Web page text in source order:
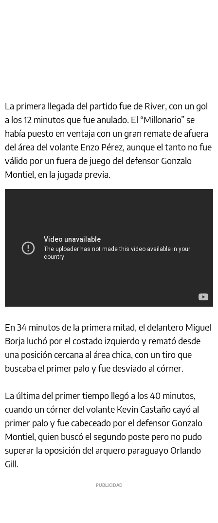
La primera llegada del partido fue de River, con un gol
a los 12 minutos que fue anulado. El “Millonario” se
había puesto en ventaja con un gran remate de afuera
del área del volante Enzo Pérez, aunque el tanto no fue
válido por un fuera de juego del defensor Gonzalo
Montiel, en la jugada previa.
En 34 minutos de la primera mitad, el delantero Miguel
Borja luchó por el costado izquierdo y remató desde
una posición cercana al área chica, con un tiro que
buscaba el primer palo y fue desviado al córner.
La última del primer tiempo llegó a los 40 minutos,
cuando un córner del volante Kevin Castaño cayó al
primer palo y fue cabeceado por el defensor Gonzalo
Montiel, quien buscó el segundo poste pero no pudo
superar la oposición del arquero paraguayo Orlando
Gill.